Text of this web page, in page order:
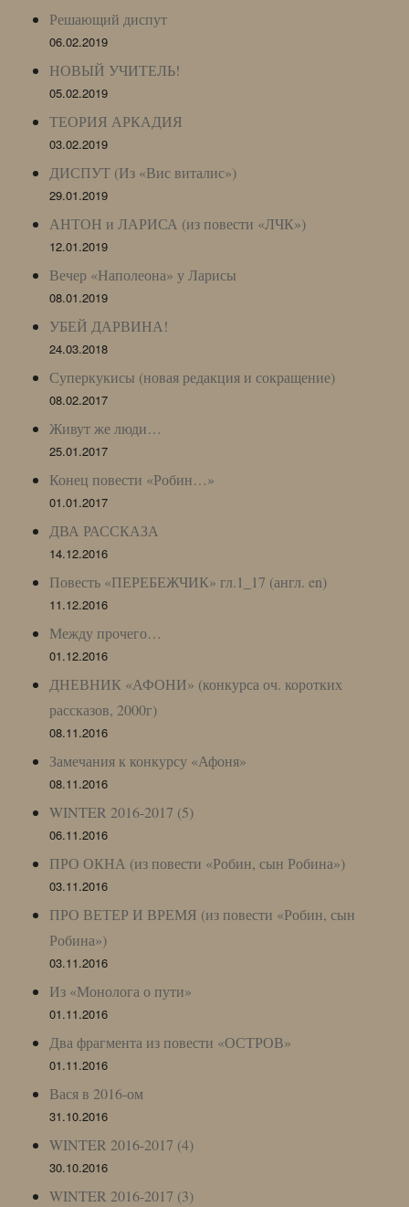
Решающий диспут
06.02.2019
НОВЫЙ УЧИТЕЛЬ!
05.02.2019
ТЕОРИЯ АРКАДИЯ
03.02.2019
ДИСПУТ (Из «Вис виталис»)
29.01.2019
АНТОН и ЛАРИСА (из повести «ЛЧК»)
12.01.2019
Вечер «Наполеона» у Ларисы
08.01.2019
УБЕЙ ДАРВИНА!
24.03.2018
Суперкукисы (новая редакция и сокращение)
08.02.2017
Живут же люди…
25.01.2017
Конец повести «Робин…»
01.01.2017
ДВА РАССКАЗА
14.12.2016
Повесть «ПЕРЕБЕЖЧИК» гл.1_17 (англ. en)
11.12.2016
Между прочего…
01.12.2016
ДНЕВНИК «АФОНИ» (конкурса оч. коротких
рассказов, 2000г)
08.11.2016
Замечания к конкурсу «Афоня»
08.11.2016
WINTER 2016-2017 (5)
06.11.2016
ПРО ОКНА (из повести «Робин, сын Робина»)
03.11.2016
ПРО ВЕТЕР И ВРЕМЯ (из повести «Робин, сын
Робина»)
03.11.2016
Из «Монолога о пути»
01.11.2016
Два фрагмента из повести «ОСТРОВ»
01.11.2016
Вася в 2016-ом
31.10.2016
WINTER 2016-2017 (4)
30.10.2016
WINTER 2016-2017 (3)